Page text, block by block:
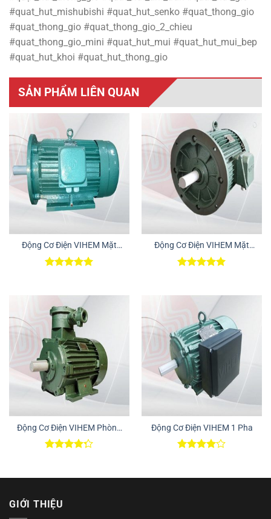
#quat_hut_mishubishi #quat_hut_senko #quat_thong_gio
#quat_thong_gio #quat_thong_gio_2_chieu
#quat_thong_gio_mini #quat_hut_mui #quat_hut_mui_bep
#quat_hut_khoi #quat_hut_thong_gio
SẢN PHẨM LIÊN QUAN
Động Cơ Điện VIHEM Mặt
Bích – Chân Đế
5 sao
Động Cơ Điện VIHEM Mặt
Bích
5 sao
Động Cơ Điện VIHEM Phòng
Nổ
5 sao
Động Cơ Điện VIHEM 1 Pha
4.005
GIỚI THIỆU